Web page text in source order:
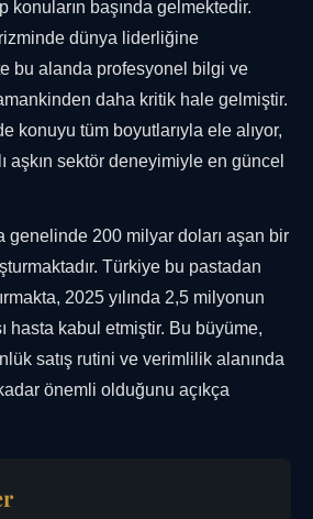
konuların başında gelmektedir.
dünya liderliğine
bu alanda profesyonel bilgi ve
daha kritik hale gelmiştir.
konuyu tüm boyutlarıyla ele alıyor,
aşkın sektör deneyimiyle en güncel
genelinde 200 milyar doları aşan bir
Türkiye bu pastadan
2025 yılında 2,5 milyonun
hasta kabul etmiştir. Bu büyüme,
satış rutini ve verimlilik alanında
önemli olduğunu açıkça